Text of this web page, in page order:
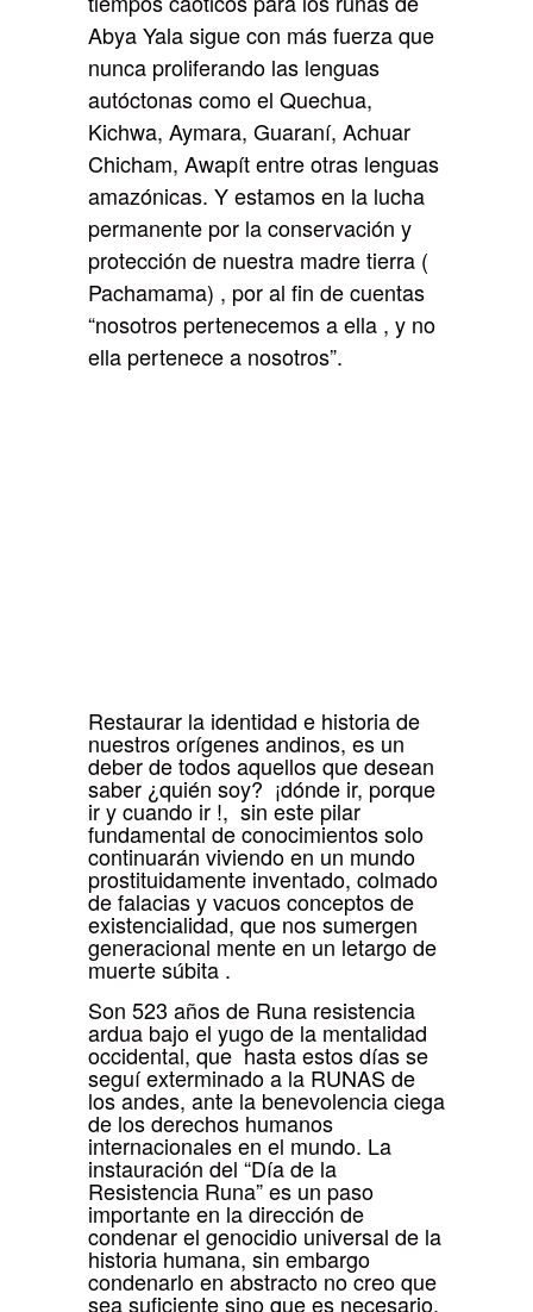
Abya Yala sigue con más fuerza que
nunca proliferando las lenguas
autóctonas como el Quechua,
Kichwa, Aymara, Guaraní, Achuar
Chicham, Awapít entre otras lenguas
amazónicas. Y estamos en la lucha
permanente por la conservación y
protección de nuestra madre tierra (
Pachamama) , por al fin de cuentas
“nosotros pertenecemos a ella , y no
ella pertenece a nosotros”.
Restaurar la identidad e historia de
nuestros orígenes andinos, es un
deber de todos aquellos que desean
saber ¿quién soy? ¡dónde ir, porque
ir y cuando ir !, sin este pilar
fundamental de conocimientos solo
continuarán viviendo en un mundo
prostituidamente inventado, colmado
de falacias y vacuos conceptos de
existencialidad, que nos sumergen
generacional mente en un letargo de
muerte súbita .
Son 523 años de Runa resistencia
ardua bajo el yugo de la mentalidad
occidental, que hasta estos días se
seguí exterminado a la RUNAS de
los andes, ante la benevolencia ciega
de los derechos humanos
internacionales en el mundo. La
instauración del “Día de la
Resistencia Runa” es un paso
importante en la dirección de
condenar el genocidio universal de la
historia humana, sin embargo
condenarlo en abstracto no creo que
sea suficiente sino que es necesario,